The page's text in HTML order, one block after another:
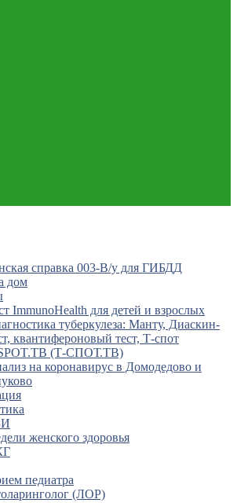
справка 003-В/у для ГИБДД
дом
ImmunoHealth для детей и взрослых
туберкулеза: Манту, Диаскин-
квантифероновый тест, Т-спот
(Т-СПОТ.ТВ)
на коронавирус в Домодедово и
женского здоровья
педиатра
(ЛОР)